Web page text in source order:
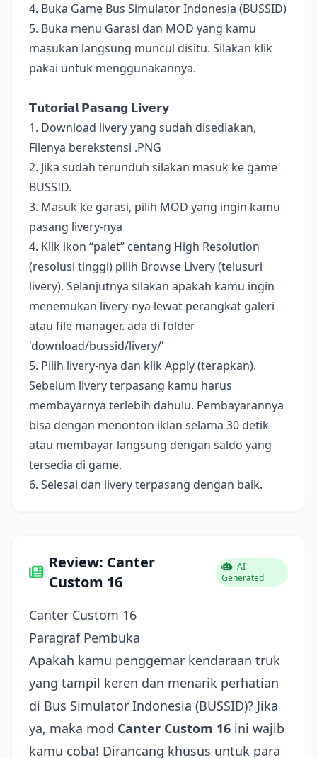
4. Buka Game Bus Simulator Indonesia (BUSSID)
5. Buka menu Garasi dan MOD yang kamu
masukan langsung muncul disitu. Silakan klik
pakai untuk menggunakannya.
𝗧𝘂𝘁𝗼𝗿𝗶𝗮𝗹 𝗣𝗮𝘀𝗮𝗻𝗴 𝗟𝗶𝘃𝗲𝗿𝘆
1. Download livery yang sudah disediakan,
Filenya berekstensi .PNG
2. Jika sudah terunduh silakan masuk ke game
BUSSID.
3. Masuk ke garasi, pilih MOD yang ingin kamu
pasang livery-nya
4. Klik ikon “palet” centang High Resolution
(resolusi tinggi) pilih Browse Livery (telusuri
livery). Selanjutnya silakan apakah kamu ingin
menemukan livery-nya lewat perangkat galeri
atau file manager. ada di folder
'download/bussid/livery/'
5. Pilih livery-nya dan klik Apply (terapkan).
Sebelum livery terpasang kamu harus
membayarnya terlebih dahulu. Pembayarannya
bisa dengan menonton iklan selama 30 detik
atau membayar langsung dengan saldo yang
tersedia di game.
6. Selesai dan livery terpasang dengan baik.
Review: Canter
Custom 16
AI
Generated
Canter Custom 16
Paragraf Pembuka
Apakah kamu penggemar kendaraan truk
yang tampil keren dan menarik perhatian
di Bus Simulator Indonesia (BUSSID)? Jika
ya, maka mod Canter Custom 16 ini wajib
kamu coba! Dirancang khusus untuk para